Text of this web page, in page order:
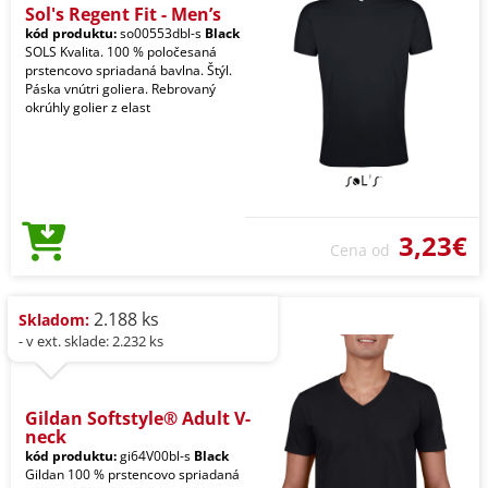
Sol's Regent Fit - Men’s
kód produktu:so00553dbl-s Black
SOLS Kvalita. 100 % poločesaná
prstencovo spriadaná bavlna. Štýl.
Páska vnútri goliera. Rebrovaný
okrúhly golier z elast
Cena od 3,23€
Skladom: 2.188 ks
- v ext. sklade: 2.232 ks
Gildan Softstyle® Adult V-
neck
kód produktu:gi64V00bl-s Black
Gildan 100 % prstencovo spriadaná